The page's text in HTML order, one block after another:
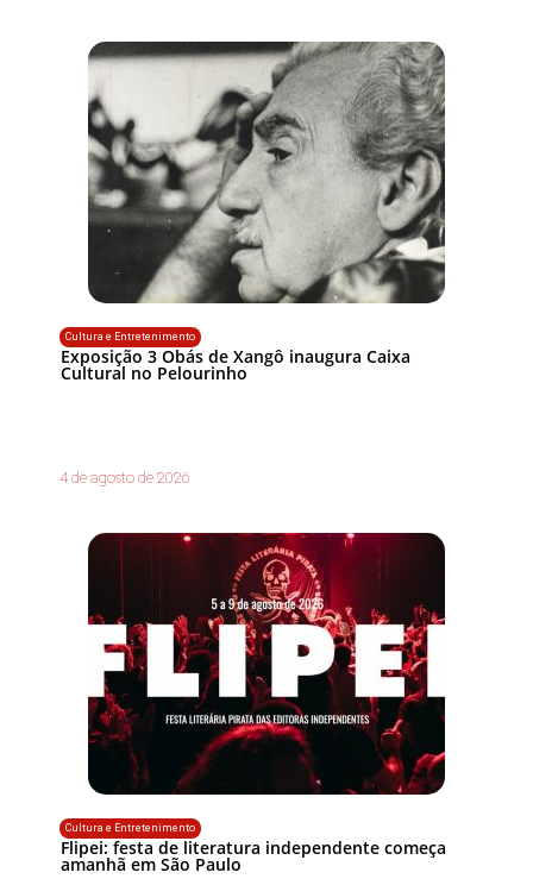
Cultura e Entretenimento
Exposição 3 Obás de Xangô inaugura Caixa
Cultural no Pelourinho
4 de agosto de 2026
Cultura e Entretenimento
Flipei: festa de literatura independente começa
amanhã em São Paulo